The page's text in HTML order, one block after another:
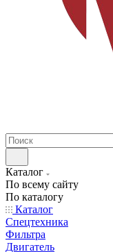
Каталог
По всему сайту
По каталогу
Каталог
Спецтехника
Фильтра
Двигатель